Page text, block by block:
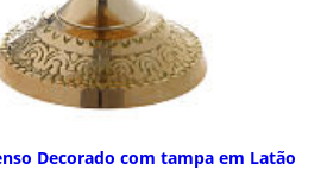
Decorado com tampa em Latão